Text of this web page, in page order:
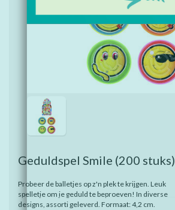
Geduldspel Smile (200 stuks)
Probeer de balletjes op z'n plek te krijgen. Leuk
spelletje om je geduld te beproeven! In diverse
designs, assorti geleverd. Formaat: 4,2 cm.